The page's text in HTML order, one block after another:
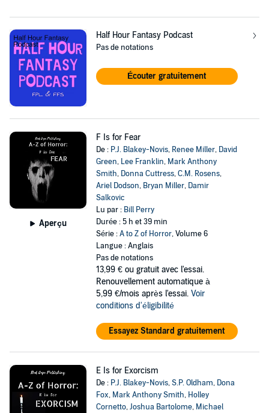
Half Hour Fantasy Podcast
Pas de notations
Écouter gratuitement
Aperçu
F Is for Fear
De : P.J. Blakey-Novis, Renee Miller, David
Green, Lee Franklin, Mark Anthony
Smith, Donna Cuttress,C.M. Rosens,
Ariel Dodson, Bryan Miller, Damir
Salkovic
Lu par : Bill Perry
Durée : 5 h et 39 min
Série :A to Z of Horror, Volume 6
Langue : Anglais
Pas de notations
13,99 € ou gratuit avec l'essai.
Renouvellement automatique à
5,99 €/mois après l'essai. Voir
conditions d'éligibilité
Essayez Standard gratuitement
E Is for Exorcism
De : P.J. Blakey-Novis,S.P. Oldham, Dona
Fox, Mark Anthony Smith, Holley
Cornetto,Joshua Bartolome, Michael